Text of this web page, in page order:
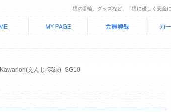
猫の首輪、グッズなど、「猫に優しく安全
Kawariori(えんじ-深緑) -SG10